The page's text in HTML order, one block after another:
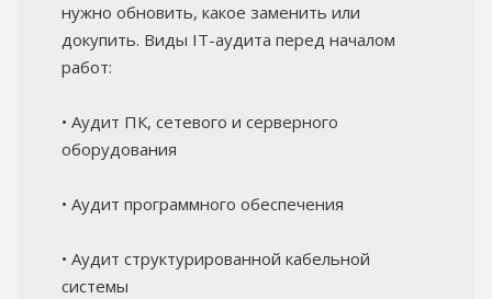
нужно обновить, какое заменить или
докупить. Виды IT-аудита перед началом
работ:
• Аудит ПК, сетевого и серверного
оборудования
• Аудит программного обеспечения
• Аудит структурированной кабельной
системы